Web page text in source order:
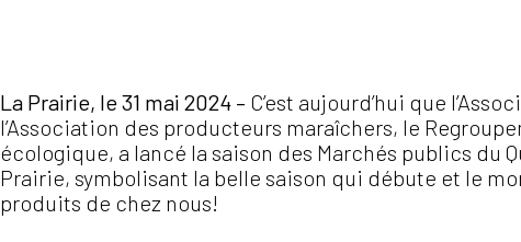
La Prairie, le 31 mai 2024 – C’est aujourd’hui que
l’Association des producteurs maraîchers, le
écologique, a lancé la saison des Marchés publics du
Prairie, symbolisant la belle saison qui débute et le
produits de chez nous!